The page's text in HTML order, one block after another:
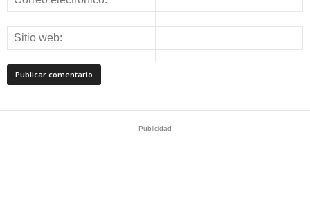
- Publicidad -